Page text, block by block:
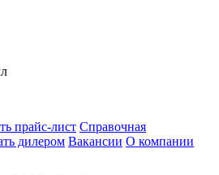
прайс-лист Справочная
дилером Вакансии О компании